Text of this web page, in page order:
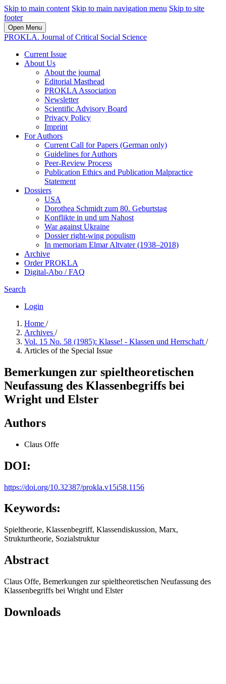
Skip to main content Skip to main navigation menu Skip to site
footer
Open Menu
PROKLA. Journal of Critical Social Science
Current Issue
About Us
About the journal
Editorial Masthead
PROKLA Association
Newsletter
Scientific Advisory Board
Privacy Policy
Imprint
For Authors
Current Call for Papers (German only)
Guidelines for Authors
Peer-Review Process
Publication Ethics and Publication Malpractice
Statement
Dossiers
USA
Dorothea Schmidt zum 80. Geburtstag
Konflikte in und um Nahost
War against Ukraine
Dossier right-wing populism
In me­mo­ri­am Elmar Altvater (1938–2018)
Archive
Order PROKLA
Digital-Abo / FAQ
Search
Login
Home /
Archives /
Vol. 15 No. 58 (1985): Klasse! - Klassen und Herrschaft /
Articles of the Special Issue
Bemerkungen zur spieltheoretischen
Neufassung des Klassenbegriffs bei
Wright und Elster
Authors
Claus Offe
DOI:
https://doi.org/10.32387/prokla.v15i58.1156
Keywords:
Spieltheorie, Klassenbegriff, Klassendiskussion, Marx,
Strukturtheorie, Sozialstruktur
Abstract
Claus Offe, Bemerkungen zur spieltheoretischen Neufassung des
Klassenbegriffs bei Wright und Elster
Downloads